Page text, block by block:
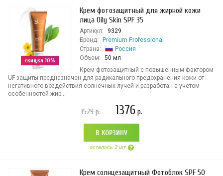
скидка 10%
Крем фотозащитный для жирной кожи
лица Оily Skin SPF 35
Артикул:
9329
Бренд:
Premium Professional
Страна:
Россия
Объем:
50 мл
Крем фотозащитный с повышенным фактором
UF-защиты предназначен для радикального предохранения кожи от
негативного воздействия солнечных лучей и разработан с учетом
особенностей жир...
1529р. 1376р.
В КОРЗИНУ
осталось 2 шт
Крем солнцезащитный Фотоблок SPF 50